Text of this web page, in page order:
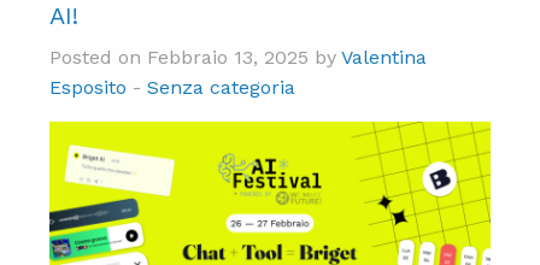
AI!
Posted on Febbraio 13, 2025 byValentina
Esposito -Senza categoria